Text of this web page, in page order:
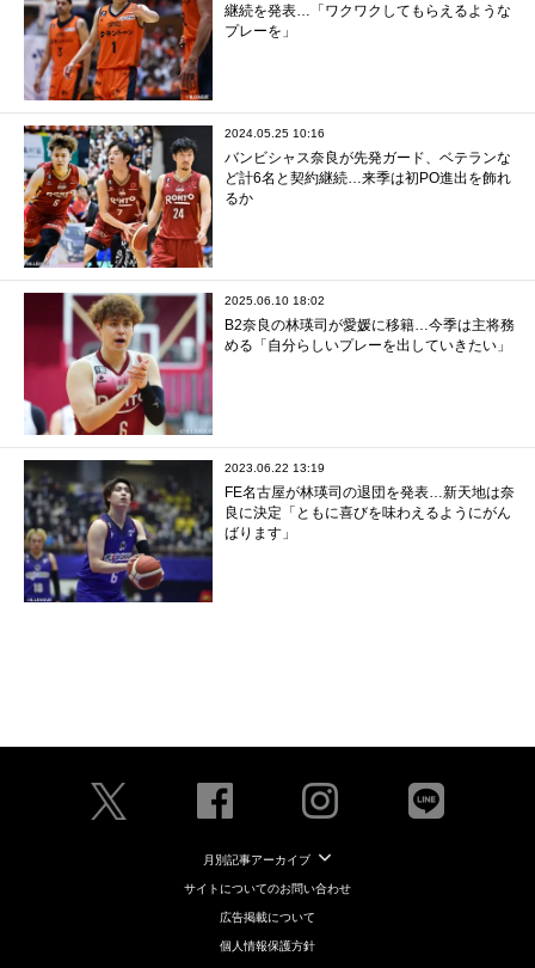
継続を発表…「ワクワクしてもらえるような
プレーを」
2024.05.25 10:16
バンビシャス奈良が先発ガード、ベテランな
ど計6名と契約継続…来季は初PO進出を飾れ
るか
2025.06.10 18:02
B2奈良の林瑛司が愛媛に移籍…今季は主将務
める「自分らしいプレーを出していきたい」
2023.06.22 13:19
FE名古屋が林瑛司の退団を発表…新天地は奈
良に決定「ともに喜びを味わえるようにがん
ばります」
月別記事アーカイブ
サイトについてのお問い合わせ
広告掲載について
個人情報保護方針